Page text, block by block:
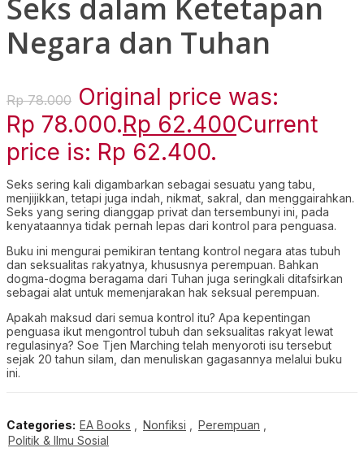
Seks dalam Ketetapan
Negara dan Tuhan
Rp78.000 Original price was:
Rp 78.000.Rp 62.400Current
price is: Rp 62.400.
Seks sering kali digambarkan sebagai sesuatu yang tabu,
menjijikkan, tetapi juga indah, nikmat, sakral, dan menggairahkan.
Seks yang sering dianggap privat dan tersembunyi ini, pada
kenyataannya tidak pernah lepas dari kontrol para penguasa.
Buku ini mengurai pemikiran tentang kontrol negara atas tubuh
dan seksualitas rakyatnya, khususnya perempuan. Bahkan
dogma-dogma beragama dari Tuhan juga seringkali ditafsirkan
sebagai alat untuk memenjarakan hak seksual perempuan.
Apakah maksud dari semua kontrol itu? Apa kepentingan
penguasa ikut mengontrol tubuh dan seksualitas rakyat lewat
regulasinya? Soe Tjen Marching telah menyoroti isu tersebut
sejak 20 tahun silam, dan menuliskan gagasannya melalui buku
ini.
Categories: EA Books Nonfiksi Perempuan
Politik & Ilmu Sosial